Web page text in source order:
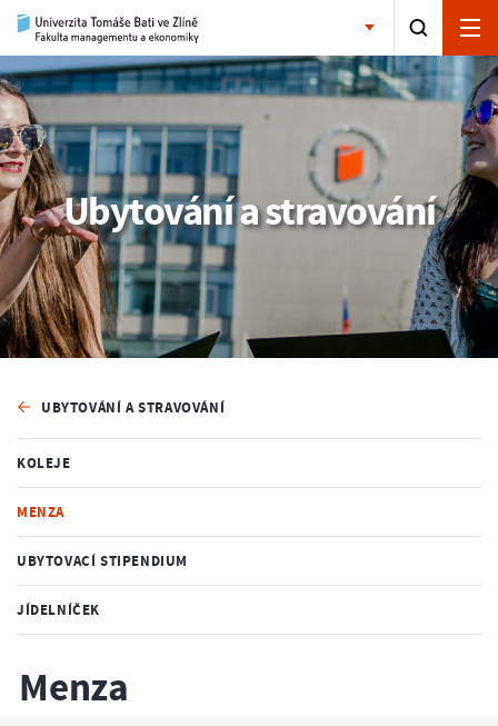
Ubytování a stravování
UBYTOVÁNÍ A STRAVOVÁNÍ
KOLEJE
MENZA
UBYTOVACÍ STIPENDIUM
JÍDELNÍČEK
Menza